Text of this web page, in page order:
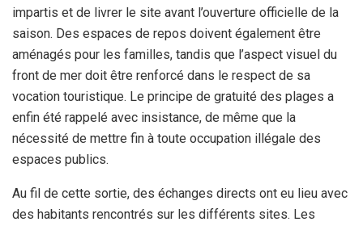
impartis et de livrer le site avant l’ouverture officielle de la
saison. Des espaces de repos doivent également être
aménagés pour les familles, tandis que l’aspect visuel du
front de mer doit être renforcé dans le respect de sa
vocation touristique. Le principe de gratuité des plages a
enfin été rappelé avec insistance, de même que la
nécessité de mettre fin à toute occupation illégale des
espaces publics.
Au fil de cette sortie, des échanges directs ont eu lieu avec
des habitants rencontrés sur les différents sites. Les